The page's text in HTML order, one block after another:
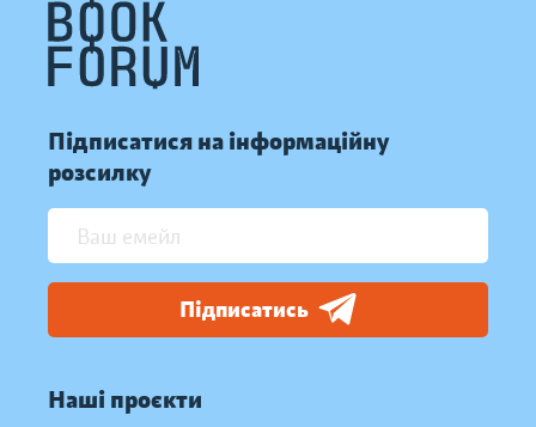
Підписатися на інформаційну
розсилку
Підписатись
Наші проєкти